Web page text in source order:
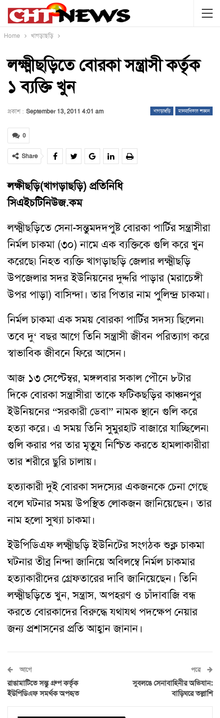
Home খাগড়াছড়ি
লক্ষ্মীছড়িতে বোরকা সন্ত্রাসী কর্তৃক
১ ব্যক্তি খুন
খাগড়াছড়ি মানবাধিকার লঙ্ঘন
প্রকাশ : September 13, 2011 4:01 am
0
Share
লক্ষীছড়ি(খাগড়াছড়ি) প্রতিনিধি
সিএইচটিনিউজ.কম
লক্ষ্মীছড়িতে সেনা-সন্তুমদদপুষ্ট বোরকা পার্টির সন্ত্রাসীরা
নির্মল চাকমা (৩০) নামে এক ব্যক্তিকে গুলি করে খুন
করেছে৷ নিহত ব্যক্তি খাগড়াছড়ি জেলার লক্ষ্মীছড়ি
উপজেলার সদর ইউনিয়নের দুদ্দরি পাড়ার (মরাচেঙ্গী
উপর পাড়া) বাসিন্দা। তার পিতার নাম পুলিন্দ্র চাকমা।
নির্মল চাকমা এক সময় বোরকা পার্টির সদস্য ছিলেন৷
তবে দু‘বছর আগে তিনি সন্ত্রাসী জীবন পরিত্যাগ করে
স্বাভাবিক জীবনে ফিরে আসেন।
আজ ১৩ সেপ্টেম্বর, মঙ্গলবার সকাল পৌনে ৮টার
দিকে বোরকা সন্ত্রাসীরা তাকে ফটিকছড়ির কাঞ্চনপুর
ইউনিয়নের “সরকারী ডেবা” নামক স্থানে গুলি করে
হত্যা করে। এ সময় তিনি সুমুরহাট বাজারে যাচ্ছিলেন৷
গুলি করার পর তার মৃতু্য নিশ্চিত করতে হামলাকারীরা
তার শরীরে ছুরি চালায়।
হত্যাকারী দুই বোরকা সদস্যের একজনকে চেনা গেছে
বলে ঘটনার সময় উপস্থিত লোকজন জানিয়েছেন। তার
নাম হলো সুখ্যা চাকমা।
ইউপিডিএফ লক্ষ্মীছড়ি ইউনিটের সংগঠক শুক্ল চাকমা
ঘটনার তীব্র নিন্দা জানিয়ে অবিলম্বে নির্মল চাকমার
হত্যাকারীদের গ্রেফতারের দাবি জানিয়েছেন। তিনি
লক্ষ্মীছড়িতে খুন,সন্ত্রাস,অপহরণ ও চাঁদাবাজি বন্ধ
করতে বোরকাদের বিরুদ্ধে যথাযথ পদক্ষেপ নেয়ার
জন্য প্রশাসনের প্রতি আহ্বান জানান।
আগে
রাঙামাটিতে সন্তু গ্রুপ কর্তৃক
ইউপিডিএফ সমর্থক অপহৃত
পরে
সুবলঙে সেনাবাহিনীর অভিযান:
বাড়িঘরে তল্লাশি